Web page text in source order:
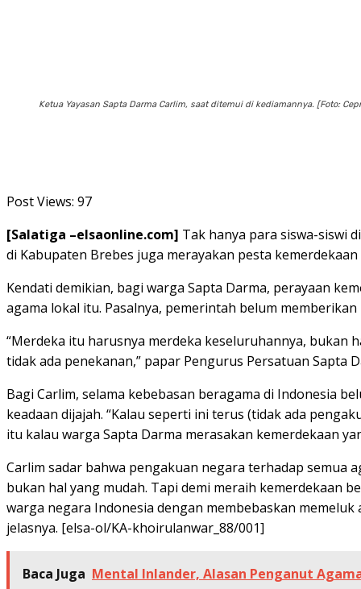
Ketua Yayasan Sapta Darma Carlim, saat ditemui di kediamannya. [Foto:
Post Views: 97
[Salatiga –elsaonline.com] Tak hanya para siswa-siswi
di Kabupaten Brebes juga merayakan pesta
Kendati demikian, bagi warga Sapta Darma, perayaan
agama lokal itu. Pasalnya, pemerintah belum
“Merdeka itu harusnya merdeka keseluruhannya, bukan
tidak ada penekanan,” papar Pengurus Persatuan Sapta
Bagi Carlim, selama kebebasan beragama di Indonesia
keadaan dijajah. “Kalau seperti ini terus (tidak ada
itu kalau warga Sapta Darma merasakan kemerdekaan
Carlim sadar bahwa pengakuan negara terhadap semua
bukan hal yang mudah. Tapi demi meraih kemerdekaan
warga negara Indonesia dengan membebaskan memeluk
jelasnya. [elsa-ol/KA-khoirulanwar_88/001]
Baca Juga Mental Inlander, Alasan Penganut